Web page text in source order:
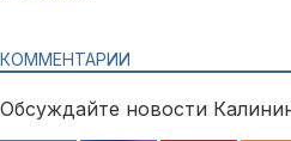
КОММЕНТАРИИ
Обсуждайте новости